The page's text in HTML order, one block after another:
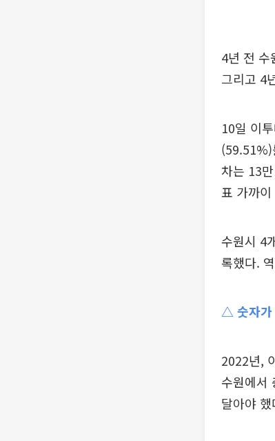
4년 전 수
그리고 4
10일 이
(59.51%)
차는 13
표 가까
수원시 4
록했다.
△ 숫자가
2022년,
수원에서
달아야